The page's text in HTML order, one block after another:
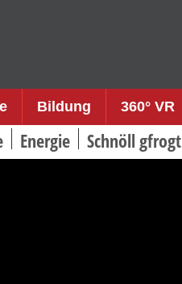
Bildung 360° VR
Energie Schnöll gfrogt